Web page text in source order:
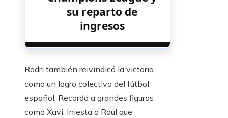
su reparto de
ingresos
Rodri también reivindicó la victoria
como un logro colectivo del fútbol
español. Recordó a grandes figuras
como Xavi, Iniesta o Raúl que